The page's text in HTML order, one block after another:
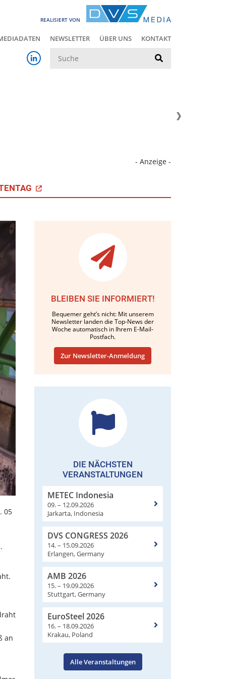
REALISIERT VON
NEWSLETTER ÜBER UNS KONTAKT
- Anzeige -
05
an
BLEIBEN SIE INFORMIERT!
Bequemer geht’s nicht: Mit unserem
Newsletter landen die Top-News der
Woche automatisch in Ihrem E-Mail-
Postfach.
Zur Newsletter-Anmeldung
DIE NÄCHSTEN
VERANSTALTUNGEN
METEC Indonesia
09. – 12.09.2026
Jarkarta, Indonesia
DVS CONGRESS 2026
14. – 15.09.2026
Erlangen, Germany
AMB 2026
15. – 19.09.2026
Stuttgart, Germany
EuroSteel 2026
16. – 18.09.2026
Krakau, Poland
Alle Veranstaltungen